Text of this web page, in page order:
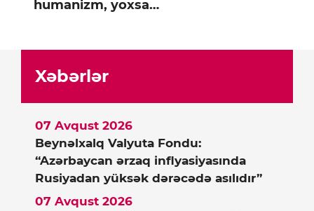
humanizm, yoxsa…
Xəbərlər
Beynəlxalq Valyuta Fondu:
“Azərbaycan ərzaq inflyasiyasında
Rusiyadan yüksək dərəcədə asılıdır”
07 Avqust 2026
07 Avqust 2026